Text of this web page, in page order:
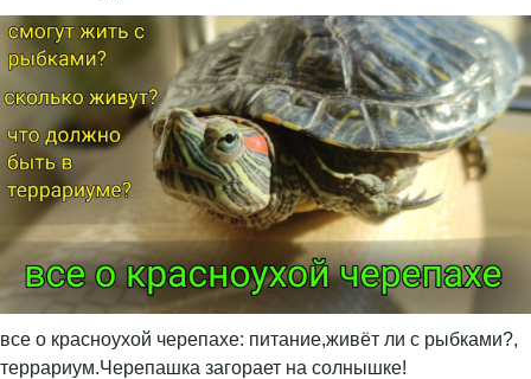
все о красноухой черепахе: питание,живёт ли с рыбками?,
террариум.Черепашка загорает на солнышке!